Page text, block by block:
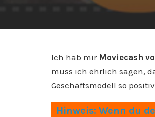
Ich hab mir Moviecash
muss ich ehrlich sagen,
Geschäftsmodell so
Hinweis: Wenn du